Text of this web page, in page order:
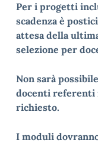
Per i progetti
scadenza è
attesa della
selezione per
Non sarà
docenti referenti
richiesto.
I moduli